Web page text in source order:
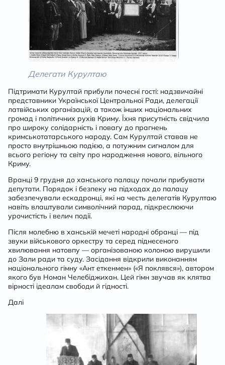
Делегати Курултаю
Підтримати Курултай прибули почесні гості: надзвичайні
представники Української Центральної Ради, делегації
латвійських організацій, а також інших національних
громад і політичних рухів Криму. Їхня присутність свідчила
про широку солідарність і повагу до прагнень
кримськотатарського народу. Сам Курултай ставав не
просто внутрішньою подією, а потужним сигналом для
всього регіону та світу про народження нового, вільного
Криму.
Вранці 9 грудня до ханського палацу почали прибувати
депутати. Порядок і безпеку на підходах до палацу
забезпечували ескадронці, які на честь делегатів Курултаю
навіть влаштували символічний парад, підкреслюючи
урочистість і велич події.
Після молебню в ханській мечеті народні обранці — під
звуки військового оркестру та серед піднесеного
хвилювання натовпу — організованою колоною вирушили
до Зали ради та суду. Засідання відкрили виконанням
національного гімну «Ант еткенмен» («Я поклявся»), автором
якого був Номан Челебіджихан. Цей гімн звучав як клятва
вірності ідеалам свободи й гідності.
Далі